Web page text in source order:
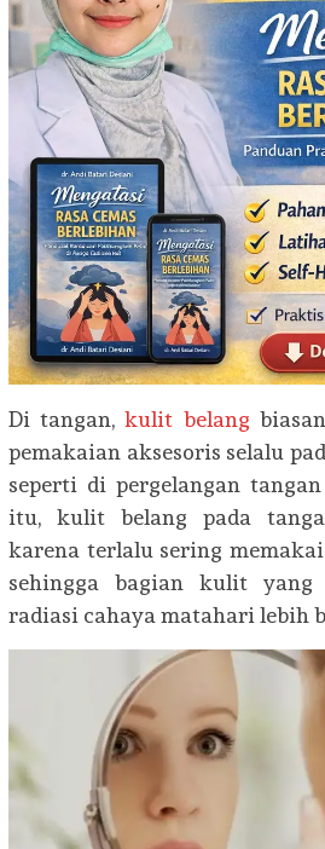
Di tangan,kulit belang
pemakaian aksesoris selalu
seperti di pergelangan
itu, kulit belang pada
karena terlalu sering
sehingga bagian kulit yang
radiasi cahaya matahari lebih